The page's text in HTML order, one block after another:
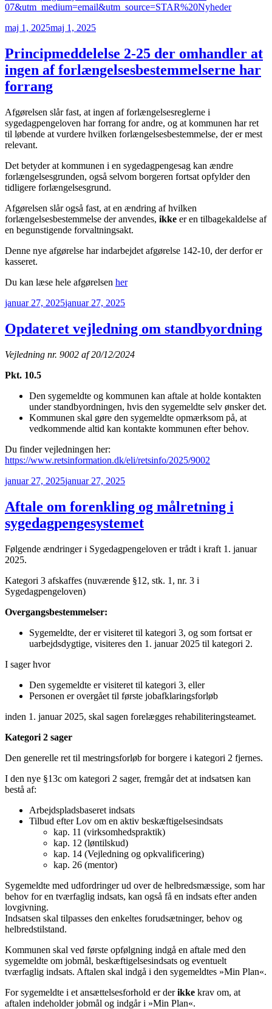
07&utm_medium=email&utm_source=STAR%20Nyheder
Udgivet
maj 1, 2025maj 1, 2025
Principmeddelelse 2-25 der omhandler at
ingen af forlængelsesbestemmelserne har
forrang
Afgørelsen slår fast, at ingen af forlængelsesreglerne i
sygedagpengeloven har forrang for andre, og at kommunen har ret
til løbende at vurdere hvilken forlængelsesbestemmelse, der er mest
relevant.
Det betyder at kommunen i en sygedagpengesag kan ændre
forlængelsesgrunden, også selvom borgeren fortsat opfylder den
tidligere forlængelsesgrund.
Afgørelsen slår også fast, at en ændring af hvilken
forlængelsesbestemmelse der anvendes, ikke er en tilbagekaldelse af
en begunstigende forvaltningsakt.
Denne nye afgørelse har indarbejdet afgørelse 142-10, der derfor er
kasseret.
Du kan læse hele afgørelsen her
Udgivet
januar 27, 2025januar 27, 2025
Opdateret vejledning om standbyordning
Vejledning nr. 9002 af 20/12/2024
Pkt. 10.5
Den sygemeldte og kommunen kan aftale at holde kontakten
under standbyordningen, hvis den sygemeldte selv ønsker det.
Kommunen skal gøre den sygemeldte opmærksom på, at
vedkommende altid kan kontakte kommunen efter behov.
Du finder vejledningen her:
https://www.retsinformation.dk/eli/retsinfo/2025/9002
Udgivet
januar 27, 2025januar 27, 2025
Aftale om forenkling og målretning i
sygedagpengesystemet
Følgende ændringer i Sygedagpengeloven er trådt i kraft 1. januar
2025.
Kategori 3 afskaffes (nuværende §12, stk. 1, nr. 3 i
Sygedagpengeloven)
Overgangsbestemmelser:
Sygemeldte, der er visiteret til kategori 3, og som fortsat er
uarbejdsdygtige, visiteres den 1. januar 2025 til kategori 2.
I sager hvor
Den sygemeldte er visiteret til kategori 3, eller
Personen er overgået til første jobafklaringsforløb
inden 1. januar 2025, skal sagen forelægges rehabiliteringsteamet.
Kategori 2 sager
Den generelle ret til mestringsforløb for borgere i kategori 2 fjernes.
I den nye §13c om kategori 2 sager, fremgår det at indsatsen kan
bestå af:
Arbejdspladsbaseret indsats
Tilbud efter Lov om en aktiv beskæftigelsesindsats
kap. 11 (virksomhedspraktik)
kap. 12 (løntilskud)
kap. 14 (Vejledning og opkvalificering)
kap. 26 (mentor)
Sygemeldte med udfordringer ud over de helbredsmæssige, som har
behov for en tværfaglig indsats, kan også få en indsats efter anden
lovgivning.
Indsatsen skal tilpasses den enkeltes forudsætninger, behov og
helbredstilstand.
Kommunen skal ved første opfølgning indgå en aftale med den
sygemeldte om jobmål, beskæftigelsesindsats og eventuelt
tværfaglig indsats. Aftalen skal indgå i den sygemeldtes »Min Plan«.
For sygemeldte i et ansættelsesforhold er derikke krav om, at
aftalen indeholder jobmål og indgår i »Min Plan«.